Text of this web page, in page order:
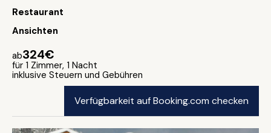
Restaurant
Ansichten
ab324€
für 1 Zimmer, 1 Nacht
inklusive Steuern und Gebühren
Verfügbarkeit auf Booking.com checken